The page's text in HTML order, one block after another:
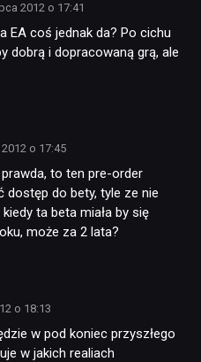
2012 o 17:41
EA coś jednak da? Po cichu
dobrą i dopracowaną grą, ale
o 17:45
to ten pre-order
dostęp do bety, tyle ze nie
ta beta miała by się
może za 2 lata?
o 18:13
w pod koniec przyszłego
w jakich realiach